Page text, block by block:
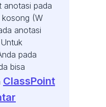
anotasi pada
kosong (W
anotasi
pada
bisa
ClassPoint